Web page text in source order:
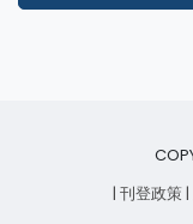
| 刊登政策|